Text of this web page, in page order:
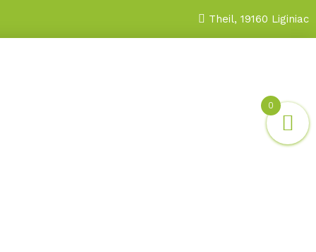
Theil, 19160 Liginiac
0